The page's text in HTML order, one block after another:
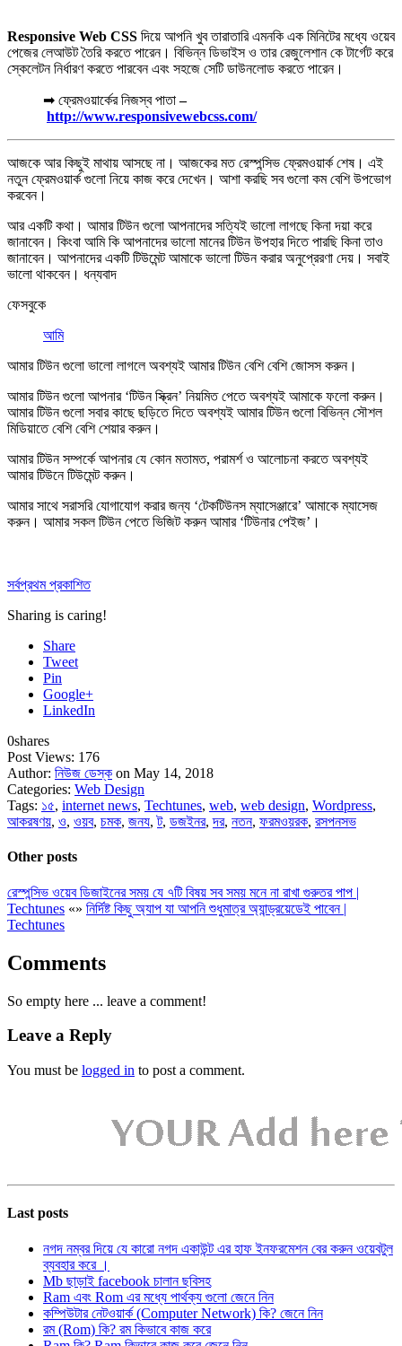
Responsive Web CSS দিয়ে আপনি খুব তারাতারি এমনকি এক মিনিটের মধ্যে ওয়েব
পেজের লেআউট তৈরি করতে পারেন। বিভিন্ন ডিভাইস ও তার রেজুলেশান কে টার্গেট করে
স্কেলেটন নির্ধারণ করতে পারবেন এবং সহজে সেটি ডাউনলোড করতে পারেন।
➡ ফ্রেমওয়ার্কের নিজস্ব পাতা–
http://www.responsivewebcss.com/
আজকে আর কিছুই মাথায় আসছে না। আজকের মত রেস্পন্সিভ ফ্রেমওয়ার্ক শেষ। এই
নতুন ফ্রেমওয়ার্ক গুলো নিয়ে কাজ করে দেখেন। আশা করছি সব গুলো কম বেশি উপভোগ
করবেন।
আর একটি কথা। আমার টিউন গুলো আপনাদের সত্যিই ভালো লাগছে কিনা দয়া করে
জানাবেন। কিংবা আমি কি আপনাদের ভালো মানের টিউন উপহার দিতে পারছি কিনা তাও
জানাবেন। আপনাদের একটি টিউমেন্ট আমাকে ভালো টিউন করার অনুপ্রেরণা দেয়। সবাই
ভালো থাকবেন। ধন্যবাদ
ফেসবুকে
আমি
আমার টিউন গুলো ভালো লাগলে অবশ্যই আমার টিউন বেশি বেশিজোসস করুন।
আমার টিউন গুলো আপনার ‘টিউন স্ক্রিন’ নিয়মিত পেতে অবশ্যই আমাকে ফলো করুন।
আমার টিউন গুলো সবার কাছে ছড়িতে দিতে অবশ্যই আমার টিউন গুলো বিভিন্ন সৌশল
মিডিয়াতে বেশি বেশিশেয়ার করুন।
আমার টিউন সম্পর্কে আপনার যে কোন মতামত, পরামর্শ ও আলোচনা করতে অবশ্যই
আমার টিউনেটিউমেন্ট করুন।
আমার সাথে সরাসরি যোগাযোগ করার জন্য ‘টেকটিউনস ম্যাসেঞ্জারে’ আমাকেম্যাসেজ
করুন। আমার সকল টিউন পেতে ভিজিট করুন আমার ‘টিউনার পেইজ’ ।
সর্বপ্রথম প্রকাশিত
Sharing is caring!
Share
Tweet
Pin
Google+
LinkedIn
0shares
Post Views: 176
Author: নিউজ ডেস্ক on May 14, 2018
Categories: Web Design
Tags: ১৫, internet news, Techtunes, web, web design, Wordpress,
আকরষণয়, ও, ওয়ব, চমক, জনয,ট, ডজইনর,দর, নতন, ফরমওয়রক, রসপনসভ
Other posts
রেস্পন্সিভ ওয়েব ডিজাইনের সময় যে ৭টি বিষয় সব সময় মনে না রাখা গুরুতর পাপ |
Techtunes «» নির্দিষ্ট কিছু অ্যাপ যা আপনি শুধুমাত্র অ্যান্ড্রয়েডেই পাবেন |
Techtunes
Comments
So empty here ... leave a comment!
Leave a Reply
You must be logged in to post a comment.
Last posts
নগদ নম্বর দিয়ে যে কারো নগদ একাউন্ট এর হাফ ইনফরমেশন বের করুন ওয়েবটুল
ব্যবহার করে ।
Mb ছাড়াই facebook চালান ছবিসহ
Ram এবং Rom এর মধ্যে পার্থক্য গুলো জেনে নিন
কম্পিউটার নেটওয়ার্ক (Computer Network) কি? জেনে নিন
রম (Rom) কি? রম কিভাবে কাজ করে